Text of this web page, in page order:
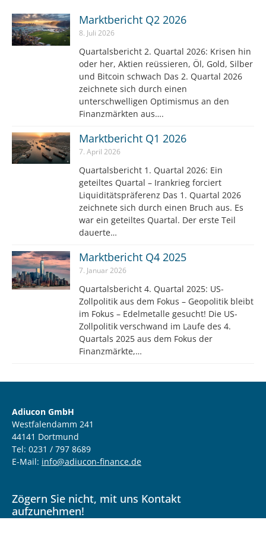
Marktbericht Q2 2026
8. Juli 2026
Quartalsbericht 2. Quartal 2026: Krisen hin
oder her, Aktien reüssieren, Öl, Gold, Silber
und Bitcoin schwach Das 2. Quartal 2026
zeichnete sich durch einen
unterschwelligen Optimismus an den
Finanzmärkten aus….
Marktbericht Q1 2026
7. April 2026
Quartalsbericht 1. Quartal 2026: Ein
geteiltes Quartal – Irankrieg forciert
Liquiditätspräferenz Das 1. Quartal 2026
zeichnete sich durch einen Bruch aus. Es
war ein geteiltes Quartal. Der erste Teil
dauerte…
Marktbericht Q4 2025
7. Januar 2026
Quartalsbericht 4. Quartal 2025: US-
Zollpolitik aus dem Fokus – Geopolitik bleibt
im Fokus – Edelmetalle gesucht! Die US-
Zollpolitik verschwand im Laufe des 4.
Quartals 2025 aus dem Fokus der
Finanzmärkte,…
Adiucon GmbH
Westfalendamm 241
44141 Dortmund
Tel: 0231 / 797 8689
E-Mail: info@adiucon-finance.de
Zögern Sie nicht, mit uns Kontakt
aufzunehmen!